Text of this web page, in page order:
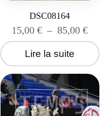
DSC08164
15,00€ – 85,00€
Lire la suite